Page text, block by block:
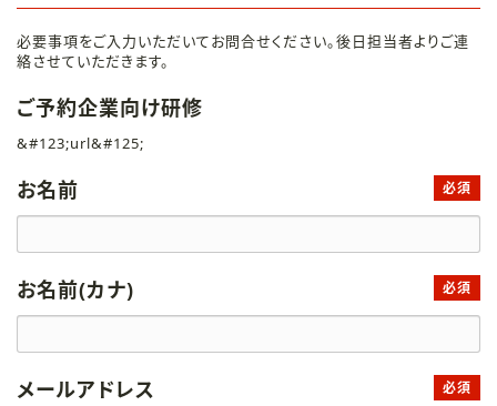
必要事項をご入力いただいてお問合せください。後日担当者よりご連
絡させていただきます。
ご予約企業向け研修
&#123;url&#125;
お名前 必須
お名前(カナ) 必須
メールアドレス 必須